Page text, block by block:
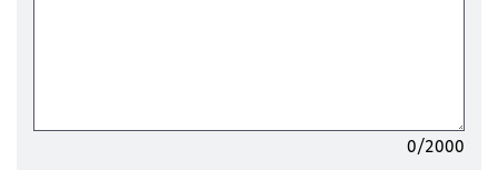
0/2000